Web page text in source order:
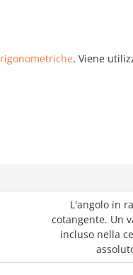
. Viene
L'angolo in
cotangente. Un
incluso nella